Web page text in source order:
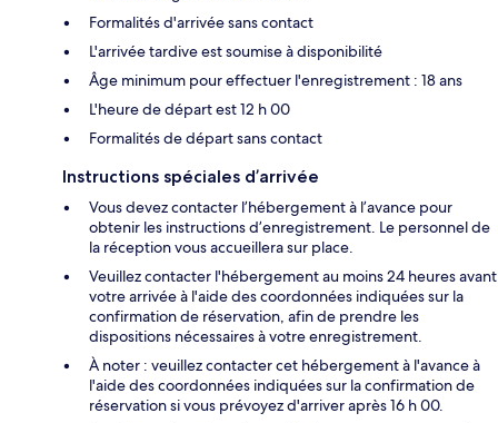
Formalités d'arrivée sans contact
L'arrivée tardive est soumise à disponibilité
Âge minimum pour effectuer l'enregistrement : 18 ans
L'heure de départ est 12 h 00
Formalités de départ sans contact
Instructions spéciales d’arrivée
Vous devez contacter l’hébergement à l’avance pour
obtenir les instructions d’enregistrement. Le personnel de
la réception vous accueillera sur place.
Veuillez contacter l'hébergement au moins 24 heures avant
votre arrivée à l'aide des coordonnées indiquées sur la
confirmation de réservation, afin de prendre les
dispositions nécessaires à votre enregistrement.
À noter : veuillez contacter cet hébergement à l'avance à
l'aide des coordonnées indiquées sur la confirmation de
réservation si vous prévoyez d'arriver après 16 h 00.